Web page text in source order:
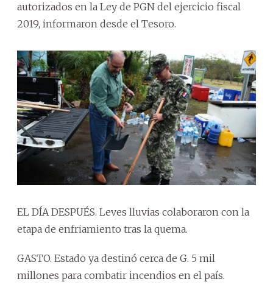
autorizados en la Ley de PGN del ejercicio fiscal
2019, informaron desde el Tesoro.
EL DÍA DESPUÉS. Leves lluvias colaboraron con la
etapa de enfriamiento tras la quema.
GASTO. Estado ya destinó cerca de G. 5 mil
millones para combatir incendios en el país.